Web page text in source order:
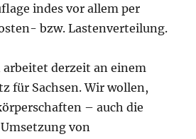
indes vor allem per
bzw. Lastenverteilung.
derzeit an einem
für Sachsen. Wir wollen,
– auch die
von